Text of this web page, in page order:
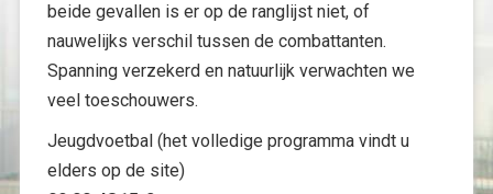
beide gevallen is er op de ranglijst niet, of
nauwelijks verschil tussen de combattanten.
Spanning verzekerd en natuurlijk verwachten we
veel toeschouwers.
Jeugdvoetbal (het volledige programma vindt u
elders op de site)